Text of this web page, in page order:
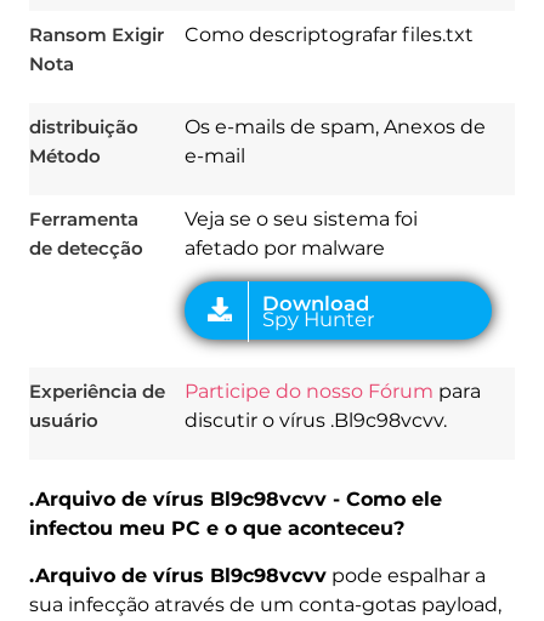
Ransom Exigir
Nota
Como descriptografar files.txt
distribuição
Método
Os e-mails de spam, Anexos de
e-mail
Ferramenta
de detecção
Veja se o seu sistema foi
afetado por malware
Download
Spy Hunter
Experiência de
usuário
Participe do nosso Fórum para
discutir o vírus .Bl9c98vcvv.
.Arquivo de vírus Bl9c98vcvv - Como ele
infectou meu PC e o que aconteceu?
.Arquivo de vírus Bl9c98vcvvpode espalhar a
sua infecção através de um conta-gotas payload,